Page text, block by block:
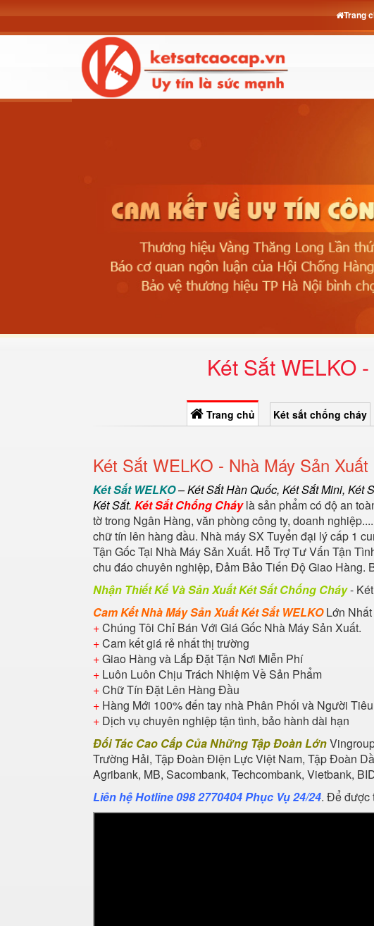
Két Sắt WELKO
Trang chủ Két sắt chống cháy
Két Sắt WELKO - Nhà Máy Sản
Két Sắt WELKO–Két Sắt Hàn Quốc, Két Sắt Mini, Két
Két Sắt. Két Sắt Chống Cháylà sản phẩm có độ an
tờ trong Ngân Hàng, văn phòng công ty, doanh nghiệp....
chữ tín lên hàng đầu. Nhà máy SX Tuyển đại lý cấp 1
Tận Gốc Tại Nhà Máy Sản Xuất. Hỗ Trợ Tư Vấn Tận
chu đáo chuyên nghiệp, Đảm Bảo Tiến Độ Giao Hàng.
Nhận Thiết Kế Và Sản Xuất Két Sắt Chống Cháy-
Cam Kết Nhà Máy Sản Xuất Két Sắt WELKOLớn
+Chúng Tôi Chỉ Bán Với Giá Gốc Nhà Máy Sản Xuất.
+Cam kết giá rẻ nhất thị trường
+Giao Hàng và Lắp Đặt Tận Nơi Miễn Phí
+ Luôn Luôn Chịu Trách Nhiệm Về Sản Phẩm
+Chữ Tín Đặt Lên Hàng Đầu
+ Hàng Mới 100% đến tay nhà Phân Phối và Người
+ Dịch vụ chuyên nghiệp tận tình, bảo hành dài hạn
Đối Tác Cao Cấp Của Những Tập Đoàn Lớn
Trường Hải, Tập Đoàn Điện Lực Việt Nam, Tập Đoàn
Agribank, MB, Sacombank, Techcombank, Vietbank,
Liên hệ Hotline 098 2770404 Phục Vụ 24/24. Để được
Trang